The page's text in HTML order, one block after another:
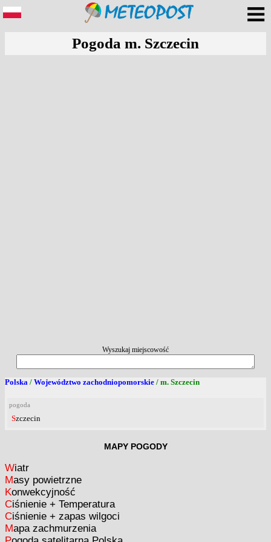
Pogoda m. Szczecin
Wyszukaj miejscowość
Polska / Województwo zachodniopomorskie / m. Szczecin
pogoda
Szczecin
MAPY POGODY
Wiatr
Masy powietrzne
Konwekcyjność
Ciśnienie + Temperatura
Ciśnienie + zapas wilgoci
Mapa zachmurzenia